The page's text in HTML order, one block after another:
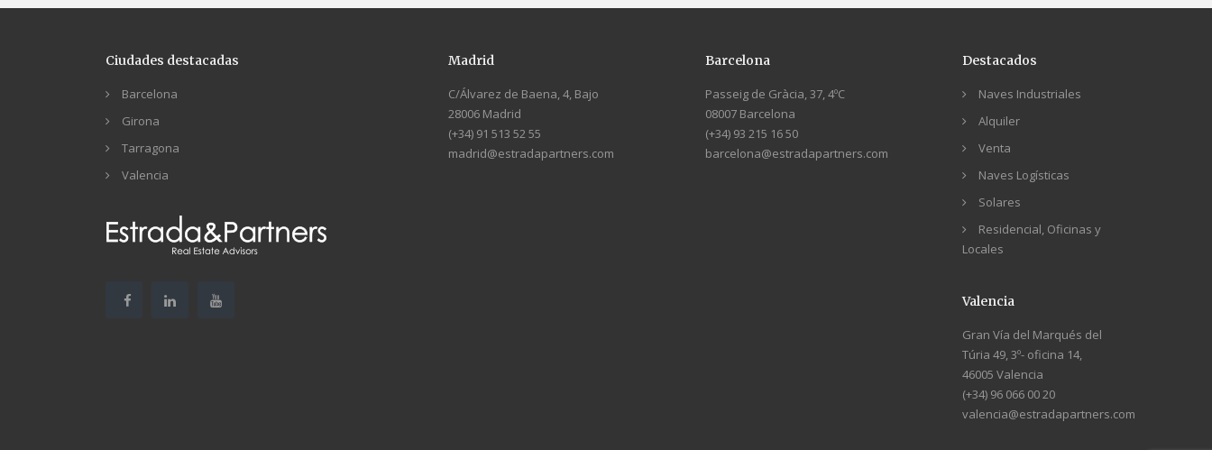
Ciudades destacadas
Barcelona
Girona
Tarragona
Valencia
Madrid
C/Álvarez de Baena, 4, Bajo
28006 Madrid
(+34) 91 513 52 55
madrid@estradapartners.com
Barcelona
Passeig de Gràcia, 37, 4ºC
08007 Barcelona
(+34) 93 215 16 50
barcelona@estradapartners.com
Destacados
Naves Industriales
Alquiler
Venta
Naves Logísticas
Solares
Residencial, Oficinas y
Locales
Valencia
Gran Vía del Marqués del
Túria 49, 3º- oficina 14,
46005 Valencia
(+34) 96 066 00 20
valencia@estradapartners.com